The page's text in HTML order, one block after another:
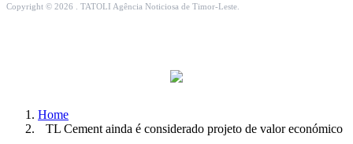
Copyright © 2026 . TATOLI Agência Noticiosa de Timor-Leste.
Home
TL Cement ainda é considerado projeto de valor económico